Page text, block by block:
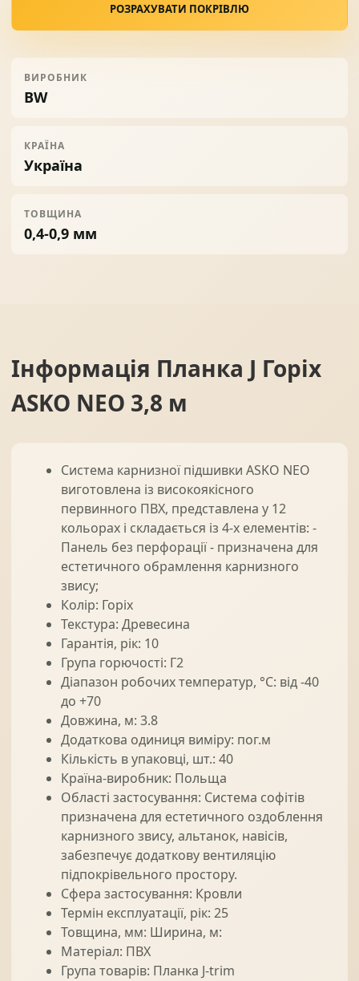
РОЗРАХУВАТИ ПОКРІВЛЮ
ВИРОБНИК
BW
КРАЇНА
Україна
ТОВЩИНА
0,4-0,9 мм
Інформація Планка J Горіх
ASKO NEO 3,8 м
Система карнизної підшивки ASKO NEO
виготовлена із високоякісного
первинного ПВХ, представлена у 12
кольорах і складається із 4-х елементів: -
Панель без перфорації - призначена для
естетичного обрамлення карнизного
звису;
Колір: Горіх
Текстура: Древесина
Гарантія, рік: 10
Група горючості: Г2
Діапазон робочих температур, °С: від -40
до +70
Довжина, м: 3.8
Додаткова одиниця виміру: пог.м
Кількість в упаковці, шт.: 40
Країна-виробник: Польща
Області застосування: Система софітів
призначена для естетичного оздоблення
карнизного звису, альтанок, навісів,
забезпечує додаткову вентиляцію
підпокрівельного простору.
Сфера застосування: Кровли
Термін експлуатації, рік: 25
Товщина, мм: Ширина, м:
Матеріал: ПВХ
Група товарів: Планка J-trim